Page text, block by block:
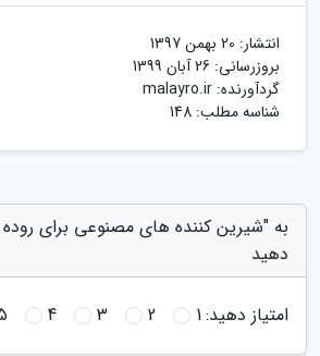
انتشار: 20 بهمن 1397
بروزرسانی: 26 آبان 1399
گردآورنده: malayro.ir
شناسه مطلب: 148
به "شیرین کننده های مصنوعی برای روده
دهید
امتیاز دهید:1
2
3
4